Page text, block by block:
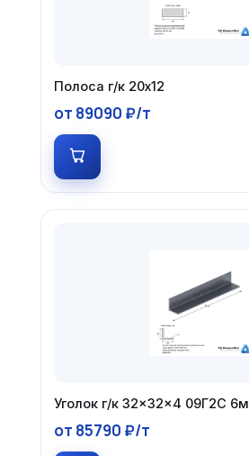
Полоса г/к 20х12
от 89090 ₽/т
Уголок г/к 32×32×4 09Г2С 6м
от 85790 ₽/т